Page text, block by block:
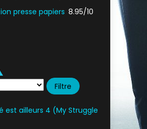
presse papiers 8.95/10
est ailleurs 4 (My Struggle